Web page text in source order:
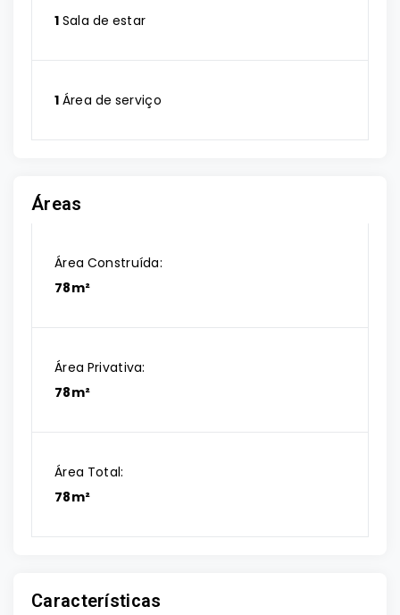
1 Sala de estar
1 Área de serviço
Áreas
Área Construída:
78m²
Área Privativa:
78m²
Área Total:
78m²
Características